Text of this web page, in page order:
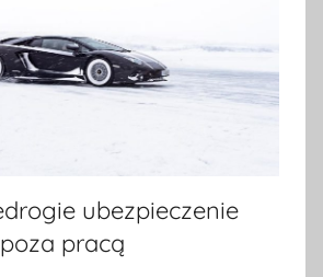
ubezpieczenie
pracą